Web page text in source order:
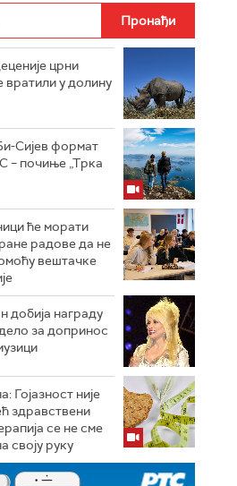
црни
вратили у долину
Сијев формат
– почиње „Трка
ће морати
радове да не
вештачке
добија награду
за допринос
Гојазност није
здравствени
се не сме
своју руку